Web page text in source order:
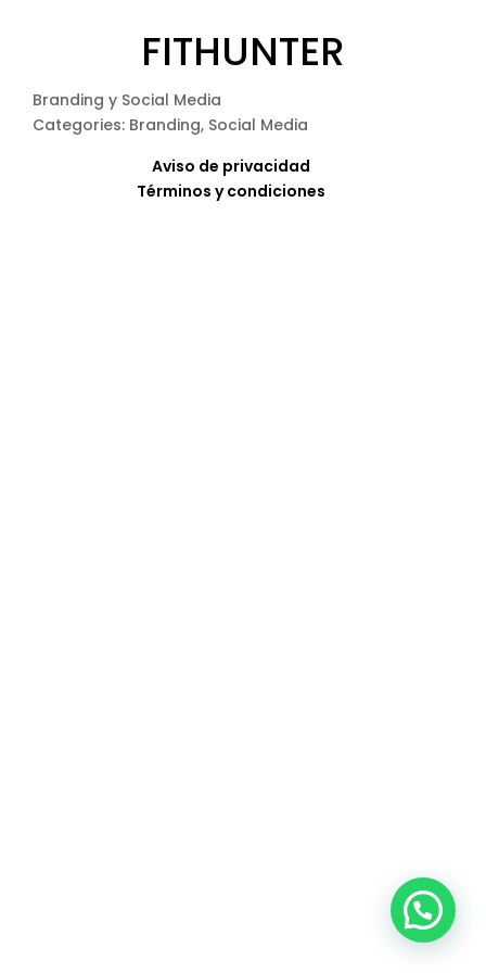
FITHUNTER
Branding y Social Media
Categories: Branding, Social Media
Aviso de privacidad
Términos y condiciones